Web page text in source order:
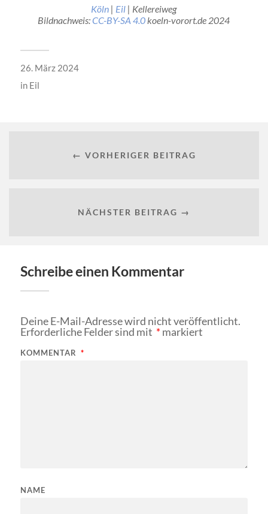
Köln | Eil | Kellereiweg
Bildnachweis:CC-BY-SA 4.0koeln-vorort.de 2024
26. März 2024
in Eil
← VORHERIGER BEITRAG
NÄCHSTER BEITRAG →
Schreibe einen Kommentar
Deine E-Mail-Adresse wird nicht veröffentlicht.
Erforderliche Felder sind mit *markiert
KOMMENTAR *
NAME